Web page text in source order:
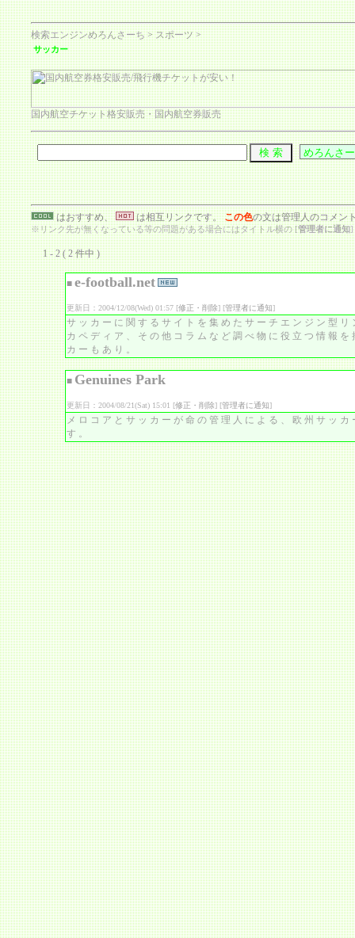
検索エンジンめろんさーち>スポーツ>
サッカー
国内航空チケット格安販売・国内航空券販売
はおすすめ、 は相互リンクです。この色の文は管理人のコメン
※リンク先が無くなっている等の問題がある場合にはタイトル横の [管理者に通知]
1 - 2 ( 2 件中 )
■ e-football.net
更新日：2004/12/08(Wed) 01:57 [修正・削除] [管理者に通知]
サッカーに関するサイトを集めたサーチエンジン型
カペディア、その他コラムなど調べ物に役立つ情報
カーもあり。
■ Genuines Park
更新日：2004/08/21(Sat) 15:01 [修正・削除] [管理者に通知]
メロコアとサッカーが命の管理人による、欧州サッ
す。